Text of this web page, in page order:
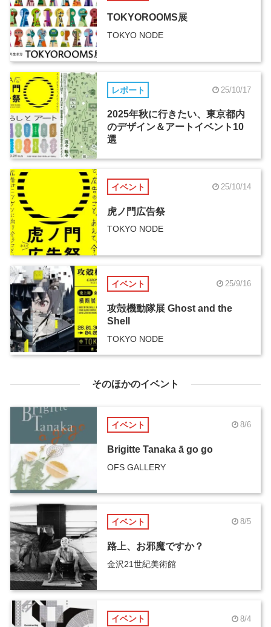
TOKYOROOMS展
TOKYO NODE
レポート 25/10/17
2025年秋に行きたい、東京都内
のデザイン＆アートイベント10
選
イベント 25/10/14
虎ノ門広告祭
TOKYO NODE
イベント 25/9/16
攻殻機動隊展 Ghost and the
Shell
TOKYO NODE
そのほかのイベント
イベント 8/6
Brigitte Tanaka ā go go
OFS GALLERY
イベント 8/5
路上、お邪魔ですか？
金沢21世紀美術館
イベント 8/4